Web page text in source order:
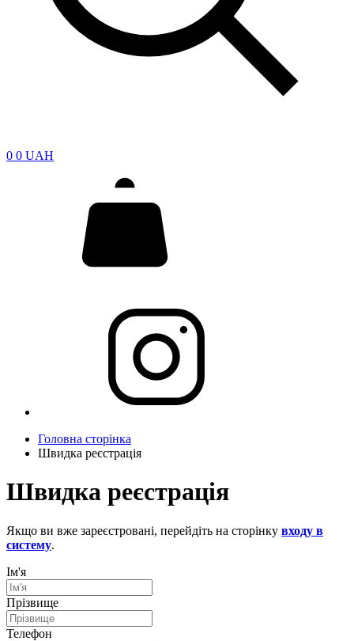
0 0 UAH
Головна сторінка
Швидка реєстрація
Швидка реєстрація
Якщо ви вже зареєстровані, перейдіть на сторінку входу в
систему.
Ім'я
Прізвище
Телефон